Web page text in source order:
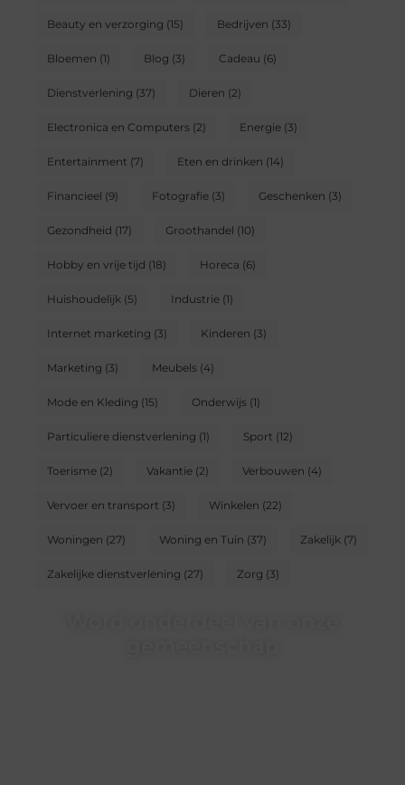
Beauty en verzorging (15) Bedrijven (33)
Bloemen (1) Blog (3) Cadeau (6)
Dienstverlening (37) Dieren (2)
Electronica en Computers(2) Energie(3)
Entertainment (7) Eten en drinken (14)
Financieel (9) Fotografie(3) Geschenken (3)
Gezondheid (17) Groothandel (10)
Hobby en vrije tijd (18) Horeca (6)
Huishoudelijk(5) Industrie(1)
Internet marketing (3) Kinderen (3)
Marketing (3) Meubels(4)
Mode en Kleding (15) Onderwijs(1)
Particuliere dienstverlening (1) Sport (12)
Toerisme(2) Vakantie(2) Verbouwen (4)
Vervoer en transport (3) Winkelen (22)
Woningen (27) Woning en Tuin (37) Zakelijk(7)
Zakelijke dienstverlening (27) Zorg (3)